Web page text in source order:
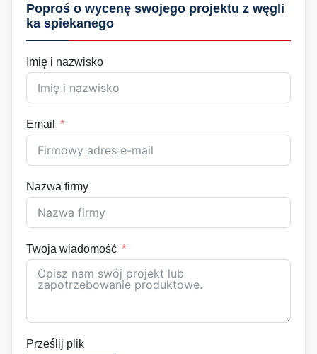
Poproś o wycenę swojego projektu z węgli
ka spiekanego
Imię i nazwisko
Email
Nazwa firmy
Twoja wiadomość
Prześlij plik